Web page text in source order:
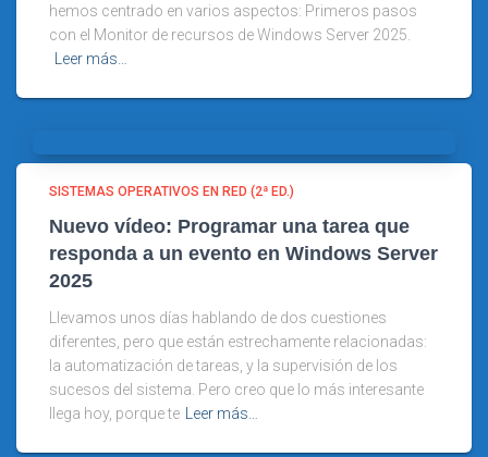
hemos centrado en varios aspectos: Primeros pasos
con el Monitor de recursos de Windows Server 2025.
Leer más…
SISTEMAS OPERATIVOS EN RED (2ª ED.)
Nuevo vídeo: Programar una tarea que
responda a un evento en Windows Server
2025
Llevamos unos días hablando de dos cuestiones
diferentes, pero que están estrechamente relacionadas:
la automatización de tareas, y la supervisión de los
sucesos del sistema. Pero creo que lo más interesante
llega hoy, porque te
Leer más…